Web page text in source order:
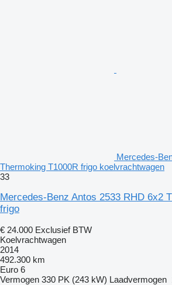
Mercedes-
Thermoking T1000R frigo koelvrachtwagen
33
Mercedes-Benz Antos 2533 RHD 6x2
frigo
€ 24.000 Exclusief BTW
Koelvrachtwagen
2014
492.300 km
Euro 6
Vermogen 330 PK (243 kW) Laadvermogen